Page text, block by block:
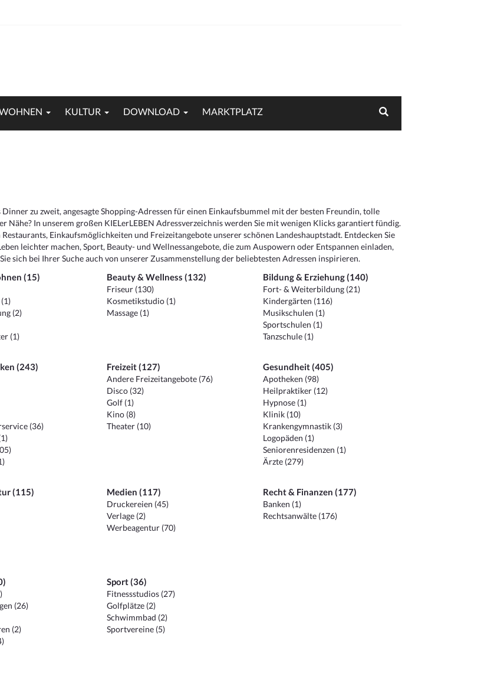
KULTUR DOWNLOAD MARKTPLATZ
zu zweit, angesagte Shopping-Adressen für einen Einkaufsbummel mit der besten Freundin, tolle
In unserem großen KIELerLEBEN Adressverzeichnis werden Sie mit wenigen Klicks garantiert fündig.
Einkaufsmöglichkeiten und Freizeitangebote unserer schönen Landeshauptstadt. Entdecken Sie
leichter machen, Sport, Beauty- und Wellnessangebote, die zum Auspowern oder Entspannen einladen,
sich bei Ihrer Suche auch von unserer Zusammenstellung der beliebtesten Adressen inspirieren.
(15)
(2)
(1)
Beauty & Wellness (132)
Friseur (130)
Kosmetikstudio (1)
Massage (1)
Bildung & Erziehung (140)
Fort- & Weiterbildung (21)
Kindergärten (116)
Musikschulen (1)
Sportschulen (1)
Tanzschule (1)
(243)
(36)
Freizeit (127)
Andere Freizeitangebote (76)
Disco (32)
Golf (1)
Kino (8)
Theater (10)
Gesundheit (405)
Apotheken (98)
Heilpraktiker (12)
Hypnose (1)
Klinik (10)
Krankengymnastik (3)
Logopäden (1)
Seniorenresidenzen (1)
Ärzte (279)
(115) Medien (117)
Druckereien (45)
Verlage (2)
Werbeagentur (70)
Recht & Finanzen (177)
Banken (1)
Rechtsanwälte (176)
(26)
(2)
Sport (36)
Fitnessstudios (27)
Golfplätze (2)
Schwimmbad (2)
Sportvereine (5)